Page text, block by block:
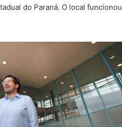
do Paraná. O local funcionou